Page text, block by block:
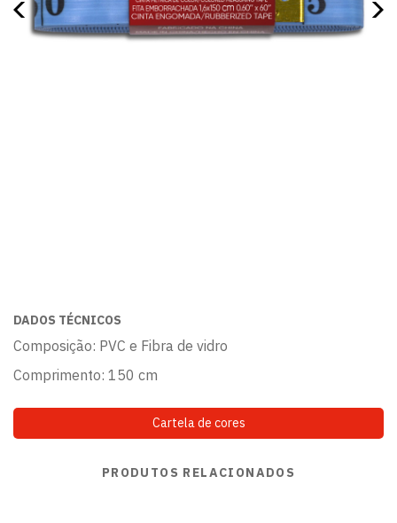
DADOS TÉCNICOS
Composição: PVC e Fibra de vidro
Comprimento: 150 cm
Cartela de cores
PRODUTOS RELACIONADOS